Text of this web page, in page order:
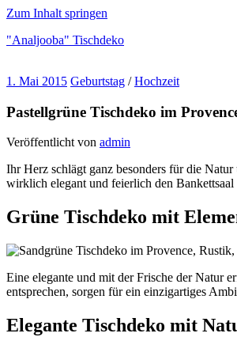
Zum Inhalt springen
"Analjooba" Tischdeko
"Analjooba"
Tischdeko
verschiednenen
Anlässen
1. Mai 2015 Geburtstag /Hochzeit
Pastellgrüne Tischdeko im
Veröffentlicht von admin
Ihr Herz schlägt ganz besonders für die
wirklich elegant und feierlich den
Grüne Tischdeko mit
Eine elegante und mit der Frische der Natur
entsprechen, sorgen für ein einzigartiges
Elegante Tischdeko mit